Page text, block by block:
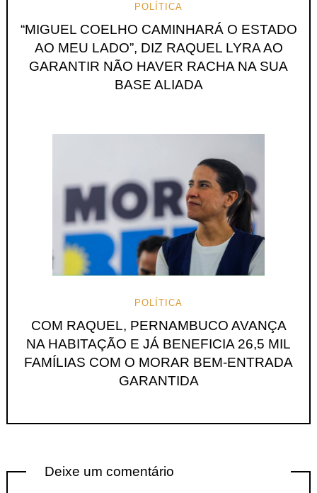
POLÍTICA
“MIGUEL COELHO CAMINHARÁ O ESTADO
AO MEU LADO”, DIZ RAQUEL LYRA AO
GARANTIR NÃO HAVER RACHA NA SUA
BASE ALIADA
POLÍTICA
COM RAQUEL, PERNAMBUCO AVANÇA
NA HABITAÇÃO E JÁ BENEFICIA 26,5 MIL
FAMÍLIAS COM O MORAR BEM-ENTRADA
GARANTIDA
Deixe um comentário